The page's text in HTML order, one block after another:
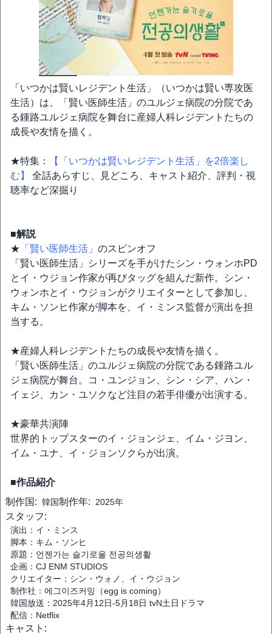
「いつかは賢いレジデント生活」（いつかは賢い専攻医
生活）は、「賢い医師生活」のユルジェ病院の分院であ
る鍾路ユルジェ病院を舞台に産婦人科レジデントたちの
成長や友情を描く。
★特集：
【「いつかは賢いレジデント生活」を2倍楽し
む】
全話あらすじ、見どころ、キャスト紹介、評判・視
聴率など深掘り
■解説
★ 「賢い医師生活」 のスピンオフ
「賢い医師生活」シリーズを手がけたシン・ウォンホPD
とイ・ウジョン作家が再びタッグを組んだ新作。シン・
ウォンホとイ・ウジョンがクリエイターとして参加し、
キム・ソンヒ作家が脚本を、イ・ミンス監督が演出を担
当する。
★産婦人科レジデントたちの成長や友情を描く。
「賢い医師生活」のユルジェ病院の分院である鍾路ユル
ジェ病院が舞台。コ・ユンジョン、シン・シア、ハン・
イェジ、カン・ユソクなど注目の若手俳優が出演する。
★豪華共演陣
世界的トップスターのイ・ジョンジェ、イム・ジヨン、
イム・ユナ、イ・ジョンソクらが出演。
■作品紹介
制作国: 韓国制作年: 2025年
スタッフ:
演出：イ・ミンス
脚本：キム・ソンヒ
原題：언젠가는 슬기로울 전공의생활
企画：CJ ENM STUDIOS
クリエイター：シン・ウォノ、イ・ウジョン
制作社：에그이즈커밍（egg is coming）
韓国放送：2025年4月12日-5月18日 tvN土日ドラマ
配信：Netflix
キャスト: